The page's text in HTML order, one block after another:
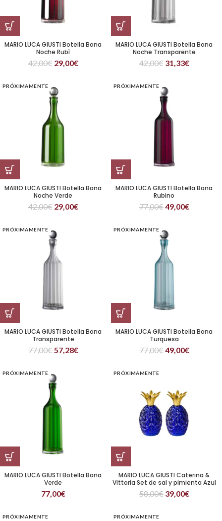
MARIO LUCA GIUSTI Botella Bona
Noche Rubì
42,00€ 29,00€
MARIO LUCA GIUSTI Botella Bona
Noche Transparente
42,00€ 31,33€
PRÓXIMAMENTE
MARIO LUCA GIUSTI Botella Bona
Noche Verde
42,00€ 29,00€
PRÓXIMAMENTE
MARIO LUCA GIUSTI Botella Bona
Rubino
77,00€49,00€
PRÓXIMAMENTE
MARIO LUCA GIUSTI Botella Bona
Transparente
77,00€ 57,28€
PRÓXIMAMENTE
MARIO LUCA GIUSTI Botella Bona
Turquesa
77,00€49,00€
PRÓXIMAMENTE
MARIO LUCA GIUSTI Botella Bona
Verde
77,00€
PRÓXIMAMENTE
MARIO LUCA GIUSTI Caterina &
Vittoria Set de sal y pimienta Azul
58,00€ 39,00€
PRÓXIMAMENTE PRÓXIMAMENTE